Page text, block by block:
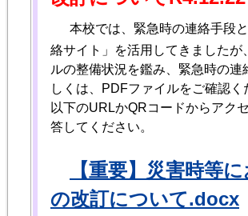
本校では、緊急時の連絡手段
絡サイト」を活用してきました
ルの整備状況を鑑み、緊急時の
しくは、PDFファイルをご確認く
以下のURLかQRコードからアク
答してください。
【重要】災害時等
の改訂について.docx